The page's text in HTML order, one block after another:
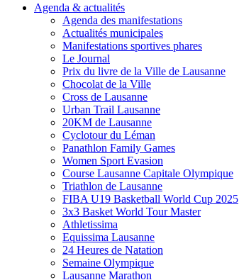
Agenda & actualités
Agenda des manifestations
Actualités municipales
Manifestations sportives phares
Le Journal
Prix du livre de la Ville de Lausanne
Chocolat de la Ville
Cross de Lausanne
Urban Trail Lausanne
20KM de Lausanne
Cyclotour du Léman
Panathlon Family Games
Women Sport Evasion
Course Lausanne Capitale Olympique
Triathlon de Lausanne
FIBA U19 Basketball World Cup 2025
3x3 Basket World Tour Master
Athletissima
Equissima Lausanne
24 Heures de Natation
Semaine Olympique
Lausanne Marathon